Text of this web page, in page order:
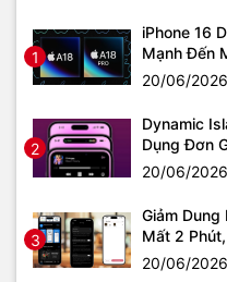
1
iPhone 16
Mạnh Đến
20/06/2026
2
Dynamic
Dụng Đơn
20/06/2026
3
Giảm Dung
Mất 2
20/06/2026